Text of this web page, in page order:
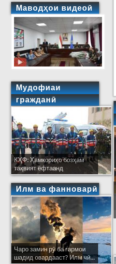
Маводҳои видеоӣ
Мудофиаи
гражданӣ
КҲФ: Ҳамкориҳо бозҳам
тақвият ёфтаанд
Илм ва фанноварӣ
Чаро замин рӯ ба гармои
шадид овардааст? Илм чӣ...